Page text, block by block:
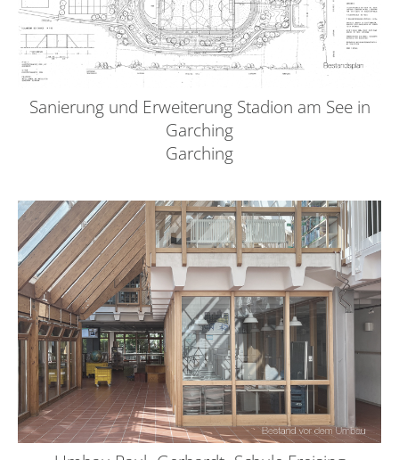
Sanierung und Erweiterung Stadion am See in
Garching
Garching